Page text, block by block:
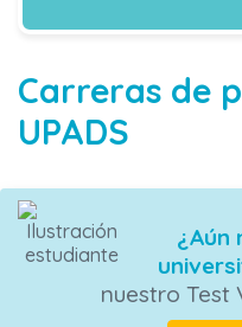
Carreras de
UPADS
¿Aún
nuestro Test